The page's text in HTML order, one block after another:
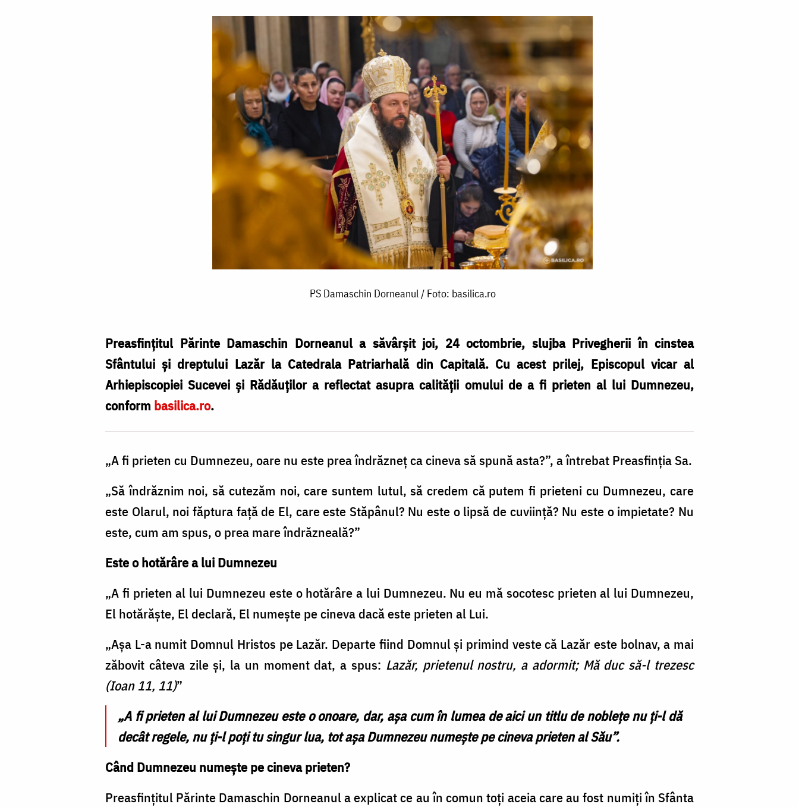
PS Damaschin Dorneanul / Foto: basilica.ro
Preasfințitul Părinte Damaschin Dorneanul a săvârșit joi, 24 octombrie, slujba Privegherii în cinstea
Sfântului și dreptului Lazăr la Catedrala Patriarhală din Capitală. Cu acest prilej, Episcopul vicar al
Arhiepiscopiei Sucevei și Rădăuților a reflectat asupra calității omului de a fi prieten al lui Dumnezeu,
conform basilica.ro.
„A fi prieten cu Dumnezeu, oare nu este prea îndrăzneț ca cineva să spună asta?”, a întrebat Preasfinția Sa.
„Să îndrăznim noi, să cutezăm noi, care suntem lutul, să credem că putem fi prieteni cu Dumnezeu, care
este Olarul, noi făptura față de El, care este Stăpânul? Nu este o lipsă de cuviință? Nu este o impietate? Nu
este, cum am spus, o prea mare îndrăzneală?”
Este o hotărâre a lui Dumnezeu
„A fi prieten al lui Dumnezeu este o hotărâre a lui Dumnezeu. Nu eu mă socotesc prieten al lui Dumnezeu,
El hotărăște, El declară, El numește pe cineva dacă este prieten al Lui.
„Așa L-a numit Domnul Hristos pe Lazăr. Departe fiind Domnul și primind veste că Lazăr este bolnav, a mai
zăbovit câteva zile și, la un moment dat, a spus: Lazăr, prietenul nostru, a adormit; Mă duc să-l trezesc
(Ioan 11, 11)”
„A fi prieten al lui Dumnezeu este o onoare, dar, așa cum în lumea de aici un titlu de noblețe nu ți-l dă
decât regele, nu ți-l poți tu singur lua, tot așa Dumnezeu numește pe cineva prieten al Său”.
Când Dumnezeu numește pe cineva prieten?
Preasfințitul Părinte Damaschin Dorneanul a explicat ce au în comun toți aceia care au fost numiți în Sfânta